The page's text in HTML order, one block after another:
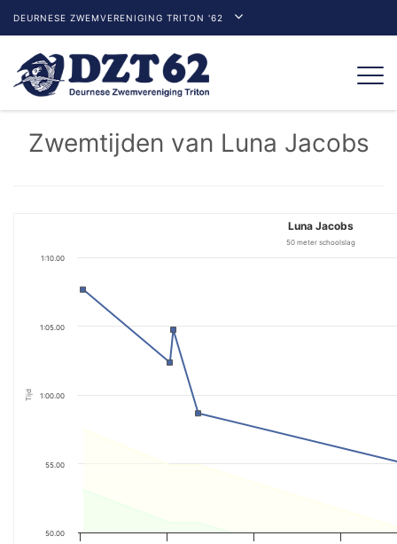
DEURNESE ZWEMVERENIGING TRITON '62
Zwemtijden van Luna Jacobs
Tijd
Luna Jacobs
50 meter schoolslag
50.00
55.00
1:00.00
1:05.00
1:10.00